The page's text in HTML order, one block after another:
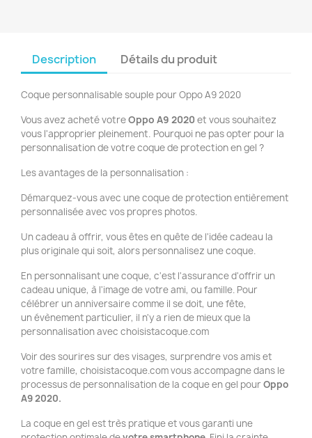
Description Détails du produit
Coque personnalisable souple pour Oppo A9 2020
Vous avez acheté votreOppo A9 2020 et vous souhaitez
vous l'approprier pleinement. Pourquoi ne pas opter pour la
personnalisation de votre coque de protection en gel ?
Les avantages de la personnalisation :
Démarquez-vous avec une coque de protection entièrement
personnalisée avec vos propres photos.
Un cadeau à offrir, vous êtes en quête de l'idée cadeau la
plus originale qui soit, alors personnalisez une coque.
En personnalisant une coque, c'est l'assurance d'offrir un
cadeau unique, à l'image de votre ami, ou famille. Pour
célébrer un anniversaire comme il se doit, une fête,
un évènement particulier, il n'y a rien de mieux que la
personnalisation avec choisistacoque.com
Voir des sourires sur des visages, surprendre vos amis et
votre famille, choisistacoque.com vous accompagne dans le
processus de personnalisation de la coque en gel pour Oppo
A9 2020.
La coque en gel est très pratique et vous garanti une